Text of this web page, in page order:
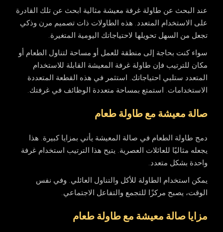
عند البحث عن طاولة غرفة معيشة مثالية ابحث عن تلك القادرة
على الاستخدام المتعدد. هذه الطاولات ذات تصميم مرن وذكي
تجعل من السهل تحويلها لاحتياجاتك اليومية المتغيرة.
سواء كنت بحاجة إلى منطقة للعمل أو مساحة لتناول الطعام أو
مكان للترتيب فإن طاولة غرفة المعيشة القابلة للاستخدام
المتعدد ستلبي احتياجاتك. استثمر في هذه القطعة المتعددة
الاستخدامات. استمتع بمساحة متعددة الوظائف في غرفتك.
صالة معيشة مع طاولة طعام
دمج طاولة الطعام في صالة المعيشة يأتي بمزايا كبيرة. هذا
يجعله مثاليًا للعائلات العصرية. يتيح هذا الترتيب استخدام غرفة
واحدة بشكل متعدد.
يمكن استخدام الطاولة للأكل والتناول العائلي. وفي نفس
الوقت، يصبح مركزًا للتجمع والتفاعل الاجتماعي.
مزايا صالة معيشة مع طاولة طعام